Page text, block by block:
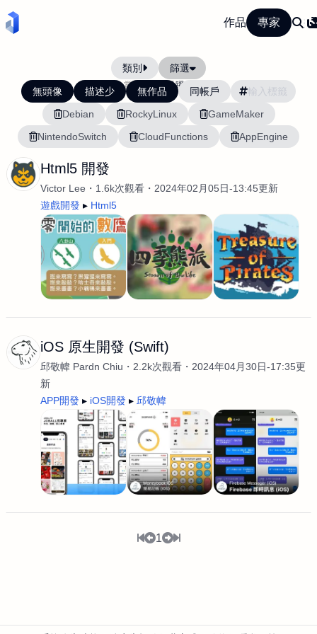
作品 專家
類別 篩選
當前排序: 活躍度
無頭像 描述少 無作品
同帳戶
Debian
RockyLinux
GameMaker
NintendoSwitch
CloudFunctions AppEngine
Html5 開發
Victor Lee 1.6k次觀看
2024年02月05日-13:45更新
遊戲開發
Html5
iOS 原生開發 (Swift)
邱敬幃 Pardn Chiu 2.2k次觀看
2024年04月30日-17:35更
新
APP開發
iOS開發 邱敬幃
1